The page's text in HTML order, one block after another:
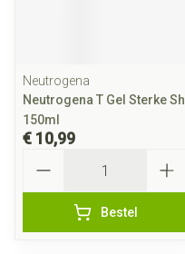
Neutrogena
Neutrogena T Gel Sterke Sh
150ml
€ 10,99
Bestel